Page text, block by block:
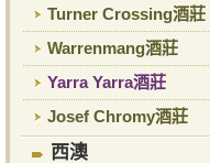
Turner Crossing酒莊
Warrenmang酒莊
Yarra Yarra酒莊
Josef Chromy酒莊
西澳